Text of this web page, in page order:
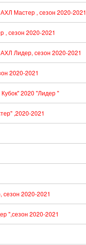
Мастер , сезон 2020-2021
сезон 2020-2021
Лидер, сезон 2020-2021
2020-2021
2020 "Лидер "
,2020-2021
2020-2021
",сезон 2020-2021